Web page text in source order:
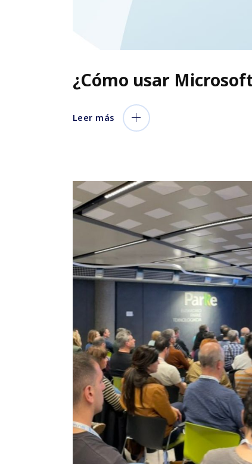
¿Cómo usar
Leer más